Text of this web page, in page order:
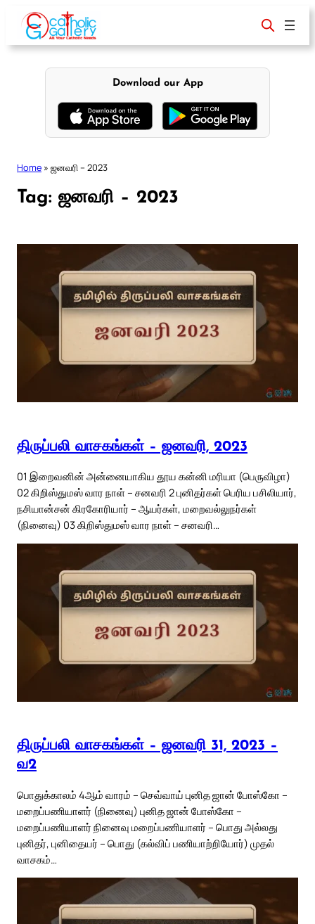
content
Download our App
Home » ஜனவரி – 2023
Tag: ஜனவரி – 2023
திருப்பலி வாசகங்கள் – ஜனவரி, 2023
01 இறைவனின் அன்னையாகிய தூய கன்னி மரியா (பெருவிழா)
02 கிறிஸ்துமஸ் வார நாள் – சனவரி 2 புனிதர்கள் பெரிய பசிலியார்,
நசியான்சன் கிரகோரியார் – ஆயர்கள், மறைவல்லுநர்கள்
(நினைவு) 03 கிறிஸ்துமஸ் வார நாள் – சனவரி…
திருப்பலி வாசகங்கள் – ஜனவரி 31, 2023 –
வ2
பொதுக்காலம் 4ஆம் வாரம் – செவ்வாய் புனித ஜான் போஸ்கோ –
மறைப்பணியாளர் (நினைவு) புனித ஜான் போஸ்கோ –
மறைப்பணியாளர் நினைவு மறைப்பணியாளர் – பொது அல்லது
புனிதர், புனிதையர் – பொது (கல்விப் பணியாற்றியோர்) முதல்
வாசகம்…